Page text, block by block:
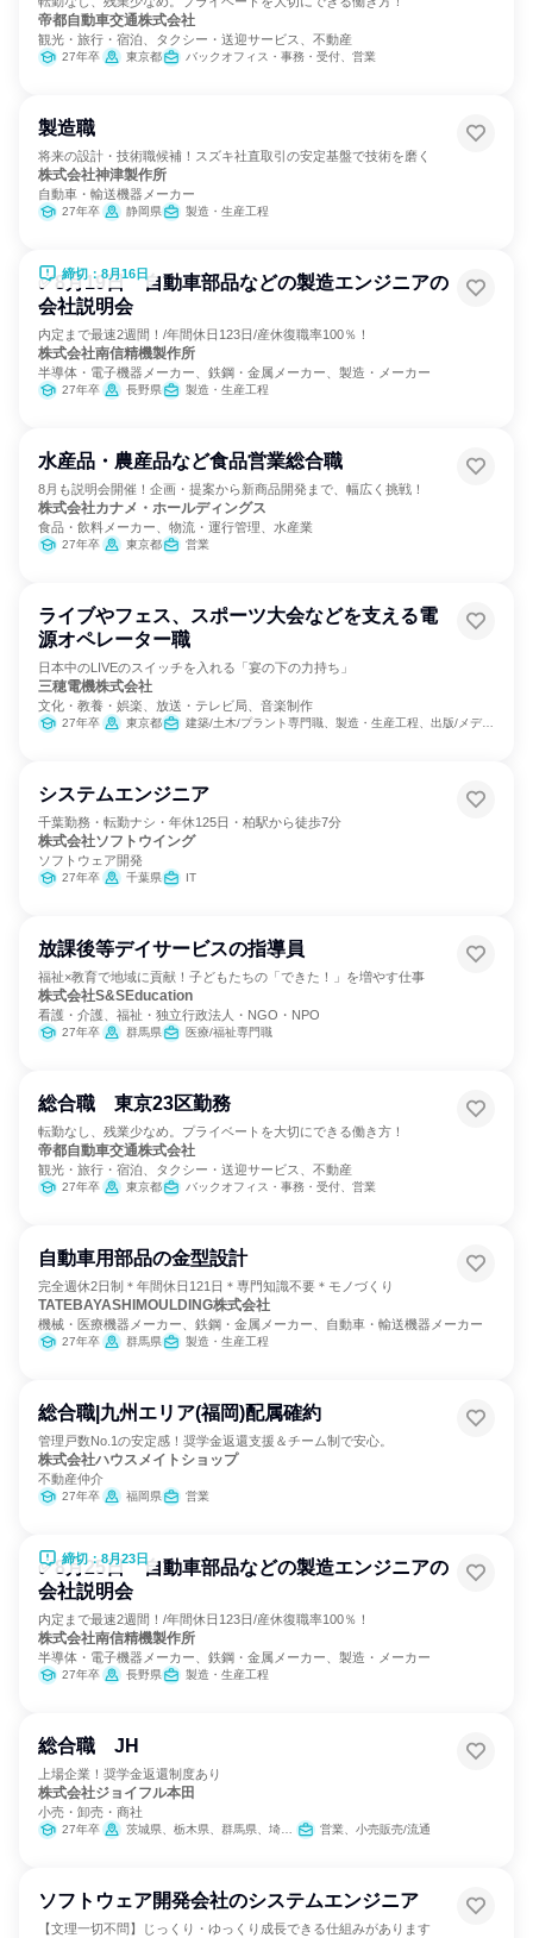
帝都自動車交通株式会社
観光・旅行・宿泊、タクシー・送迎サービス、不動産
27年卒 東京都 バックオフィス・事務・受付、営業
製造職
将来の設計・技術職候補！スズキ社直取引の安定基盤で技術を磨く
株式会社神津製作所
自動車・輸送機器メーカー
27年卒 静岡県 製造・生産工程
締切：8月16日
✅8月19日 自動車部品などの製造エンジニアの
会社説明会
内定まで最速2週間！/年間休日123日/産休復職率100％！
株式会社南信精機製作所
半導体・電子機器メーカー、鉄鋼・金属メーカー、製造・メーカー
27年卒 長野県 製造・生産工程
水産品・農産品など食品営業総合職
8月も説明会開催！企画・提案から新商品開発まで、幅広く挑戦！
株式会社カナメ・ホールディングス
食品・飲料メーカー、物流・運行管理、水産業
27年卒 東京都 営業
ライブやフェス、スポーツ大会などを支える電
源オペレーター職
日本中のLIVEのスイッチを入れる「宴の下の力持ち」
三穂電機株式会社
文化・教養・娯楽、放送・テレビ局、音楽制作
27年卒 東京都 建築/土木/プラント専門職、製造・生産工程、出版/メディア/芸能/エンタメ専門職
システムエンジニア
千葉勤務・転勤ナシ・年休125日・柏駅から徒歩7分
株式会社ソフトウイング
ソフトウェア開発
27年卒 千葉県 IT
放課後等デイサービスの指導員
福祉×教育で地域に貢献！子どもたちの「できた！」を増やす仕事
株式会社S&SEducation
看護・介護、福祉・独立行政法人・NGO・NPO
27年卒 群馬県 医療/福祉専門職
総合職 東京23区勤務
転勤なし、残業少なめ。プライベートを大切にできる働き方！
帝都自動車交通株式会社
観光・旅行・宿泊、タクシー・送迎サービス、不動産
27年卒 東京都 バックオフィス・事務・受付、営業
自動車用部品の金型設計
完全週休2日制＊年間休日121日＊専門知識不要＊モノづくり
TATEBAYASHIMOULDING株式会社
機械・医療機器メーカー、鉄鋼・金属メーカー、自動車・輸送機器メーカー
27年卒 群馬県 製造・生産工程
総合職|九州エリア(福岡)配属確約
管理戸数No.1の安定感！奨学金返還支援＆チーム制で安心。
株式会社ハウスメイトショップ
不動産仲介
27年卒 福岡県 営業
締切：8月23日
✅8月25日 自動車部品などの製造エンジニアの
会社説明会
内定まで最速2週間！/年間休日123日/産休復職率100％！
株式会社南信精機製作所
半導体・電子機器メーカー、鉄鋼・金属メーカー、製造・メーカー
27年卒 長野県 製造・生産工程
総合職 JH
上場企業！奨学金返還制度あり
株式会社ジョイフル本田
小売・卸売・商社
27年卒 茨城県、栃木県、群馬県、埼玉県、千葉県、東京都 営業、小売販売/流通
ソフトウェア開発会社のシステムエンジニア
【文理一切不問】じっくり・ゆっくり成長できる仕組みがあります